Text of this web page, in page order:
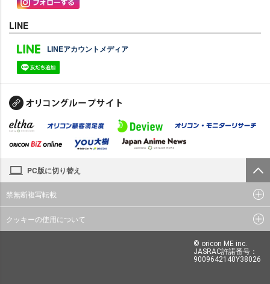
LINE
LINEアカウントメディア
PC版に切り替え
禁無断複写転載
クッキーの使用について
© oricon ME inc.
JASRAC許諾番号：
9009642140Y38026